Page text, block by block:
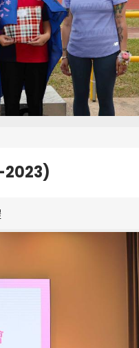
2023)